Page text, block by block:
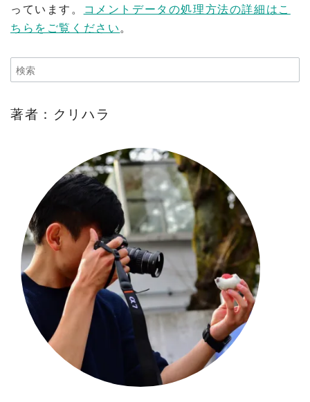
っています。
コメントデータの処理方法の詳細はこ
ちらをご覧ください。
著者：クリハラ